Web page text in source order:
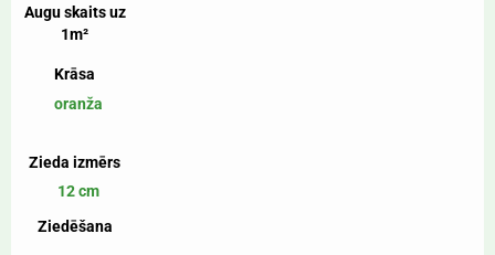
Augu skaits uz
1m²
Krāsa
oranža
Zieda izmērs
12 cm
Ziedēšana